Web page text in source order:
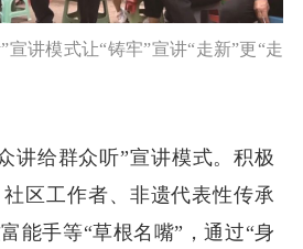
宣讲模式让“铸牢”宣讲“走新”更“走
讲给群众听”宣讲模式。积极
区工作者、非遗代表性传承
能手等“草根名嘴”，通过“身